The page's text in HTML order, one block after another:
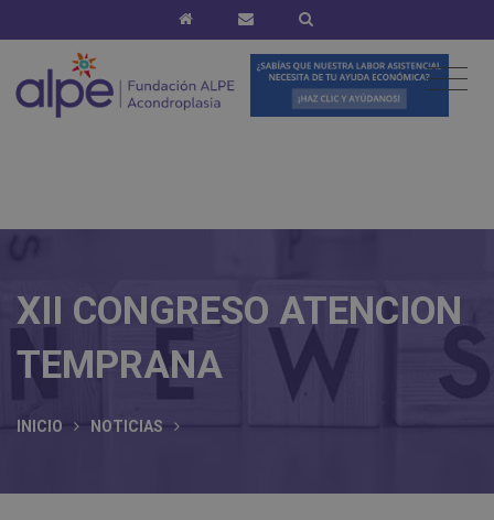
XII CONGRESO ATENCION
TEMPRANA
INICIO NOTICIAS